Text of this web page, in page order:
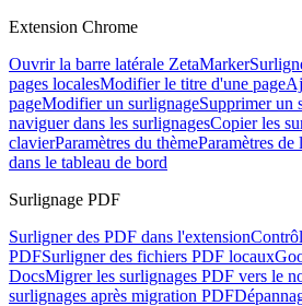
Extension Chrome
Ouvrir la barre latérale ZetaMarker
pages localesModifier le titre d'une page
pageModifier un surlignageSupprimer un
naviguer dans les surlignagesCopier les
clavierParamètres du thèmeParamètres de
dans le tableau de bord
Surlignage PDF
Surligner des PDF dans l'extension
PDFSurligner des fichiers PDF locaux
DocsMigrer les surlignages PDF vers le
surlignages après migration PDF